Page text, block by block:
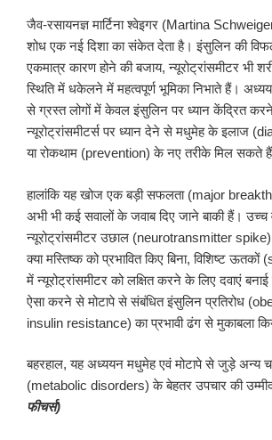
जैव-रसायनज्ञ मार्टिना श्वेइगर (Martina
शोध एक नई दिशा का संकेत देता है। इंसुलिन की
एकमात्र कारण होने की बजाय, न्यूरोट्रांसमीटर भी
स्थिति में धकेलने में महत्वपूर्ण भूमिका निभाते हैं।
से ग्रस्त लोगों में केवल इंसुलिन पर ध्यान केंद्रित
न्यूरोट्रांसमीटर्स पर ध्यान देने से मधुमेह के इलाज
या रोकथाम (prevention) के नए तरीके मिल सकते
हालांकि यह खोज एक बड़ी सफलता (major
अभी भी कई सवालों के जवाब दिए जाने बाकी हैं।
न्यूरोट्रांसमीटर उछाल (neurotransmitter
क्या मस्तिष्क को प्रभावित किए बिना, विशिष्ट
में न्यूरोट्रांसमीटर को लक्षित करने के लिए दवाएं
ऐसा करने से मोटापे से संबंधित इंसुलिन प्रतिरोध
insulin resistance) का प्रभावी ढंग से मुकाबला
बहरहाल, यह अध्ययन मधुमेह एवं मोटापे से जुड़े अन्य
(metabolic disorders) के बेहतर उपचार की
फीचर्स)